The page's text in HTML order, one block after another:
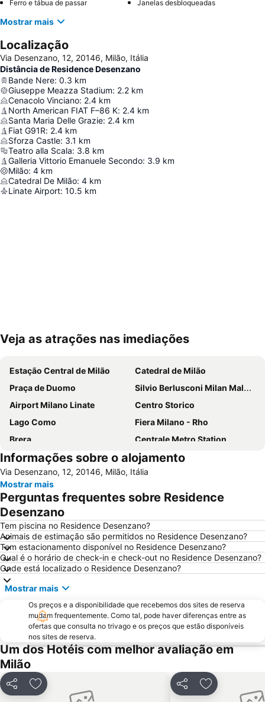
Ferro e tábua de passar Janelas desbloqueadas
Mostrar mais
Localização
Via Desenzano, 12, 20146, Milão, Itália
Distância de Residence Desenzano
Bande Nere: 0.3 km
Giuseppe Meazza Stadium: 2.2 km
Cenacolo Vinciano: 2.4 km
North American FIAT F–86 K: 2.4 km
Santa Maria Delle Grazie: 2.4 km
Fiat G91R: 2.4 km
Sforza Castle: 3.1 km
Teatro alla Scala: 3.8 km
Galleria Vittorio Emanuele Secondo: 3.9 km
Milão: 4 km
Catedral De Milão: 4 km
Linate Airport: 10.5 km
Ampliar mapa
Veja as atrações nas imediações
Estação Central de Milão
Catedral de Milão
Praça de Duomo
Silvio Berlusconi Milan Malpensa Airport
Airport Milano Linate
Centro Storico
Lago Como
Fiera Milano - Rho
Brera
Centrale Metro Station
Aeroporto Orio al Serio
Navigli
Cidade Alta de Bérgamo
Stazione di Bergamo
San Siro
Stazione Porta Garibaldi
Lampugnano Metro Station
Teatro alla Scala
Autodromo Nazionale Monza
Cadorna – Triennale Metro Station
Porta Romana
Porta Garibaldi
Galeria Vittorio Emanuele II
Porta Venezia
Porto Como
FieraMilano
Museo del Duomo di Milano
Funicolare di Città Alta
Teatro Sociale Como
Garibaldi Metro Station
Boccaleone
Teatro dal Verme
San Siro Ippodromo Metro Station
Bicocca
Porta Genova
Castelo Sforzeco
Stazione Milano Lambrate
Informações sobre o alojamento
Via Desenzano, 12, 20146, Milão, Itália
Mostrar mais
Perguntas frequentes sobre Residence
Desenzano
Tem piscina no Residence Desenzano?
Animais de estimação são permitidos no Residence Desenzano?
Tem estacionamento disponível no Residence Desenzano?
Qual é o horário de check-in e check-out no Residence Desenzano?
Onde está localizado o Residence Desenzano?
Mostrar mais
Os preços e a disponibilidade que recebemos dos sites de reserva
mudam frequentemente. Como tal, pode haver diferenças entre as
ofertas que consulta no trivago e os preços que estão disponíveis
nos sites de reserva.
Um dos Hotéis com melhor avaliação em
Milão
PartilharAdicionar aos favoritos PartilharAdicionar